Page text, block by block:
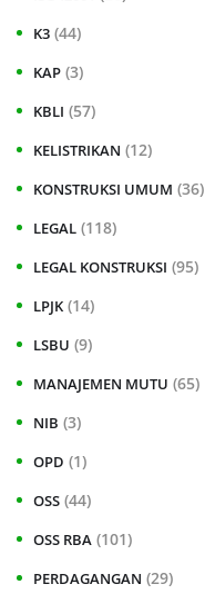
K3 (44)
KAP (3)
KBLI (57)
KELISTRIKAN (12)
KONSTRUKSI UMUM (36)
LEGAL (118)
LEGAL KONSTRUKSI (95)
LPJK (14)
LSBU (9)
MANAJEMEN MUTU (65)
NIB (3)
OPD (1)
OSS (44)
OSS RBA (101)
PERDAGANGAN (29)